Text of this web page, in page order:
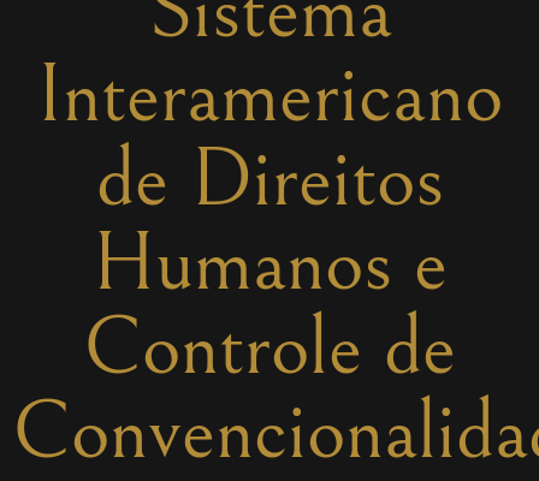
Interamericano
de Direitos
Humanos e
Controle de